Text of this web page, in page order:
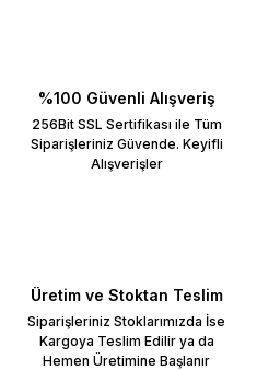
%100 Güvenli Alışveriş
256Bit SSL Sertifikası ile Tüm
Siparişleriniz Güvende. Keyifli
Alışverişler
Üretim ve Stoktan Teslim
Siparişleriniz Stoklarımızda İse
Kargoya Teslim Edilir ya da
Hemen Üretimine Başlanır